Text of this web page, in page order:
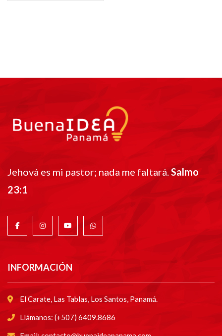
Jehová es mi pastor; nada me faltará. Salmo
23:1
INFORMACIÓN
El Carate, Las Tablas, Los Santos, Panamá.
Llámanos: (+507) 6409.8686